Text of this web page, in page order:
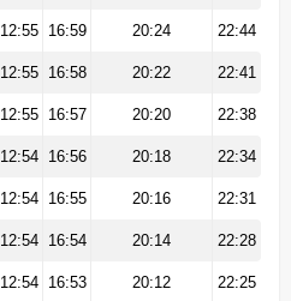
12:55 16:59 20:24 22:44
12:55 16:58 20:22 22:41
12:55 16:57 20:20 22:38
12:54 16:56 20:18 22:34
12:54 16:55 20:16 22:31
12:54 16:54 20:14 22:28
12:54 16:53 20:12 22:25